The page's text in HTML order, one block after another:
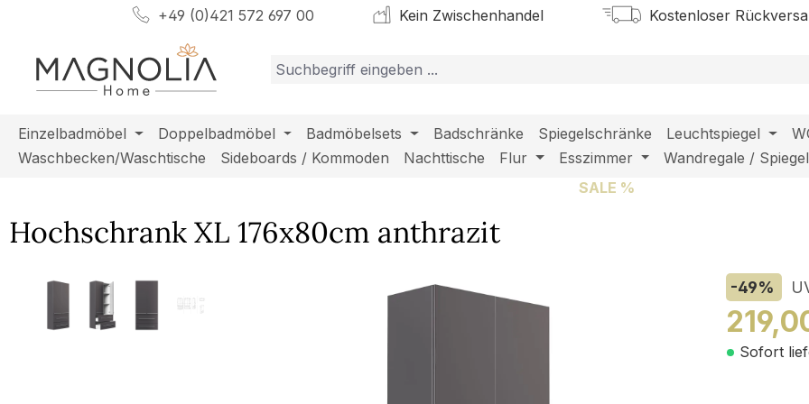
Hauptinhalt springen
Zur Suche springen
Zur Hauptnavigation springen+49 (0)421 572 697 00 Kein Zwischenhandel Kostenloser
Einzelbadmöbel Doppelbadmöbel Badmöbelsets Badschränke Spiegelschränke Leuchtspiegel
Waschbecken/Waschtische
Sideboards / Kommoden Nachttische Flur Esszimmer
Wandregale / Spiegel
SALE %
Hochschrank XL 176x80cm anthrazit
Bildergalerie überspringen -49%
Sofort